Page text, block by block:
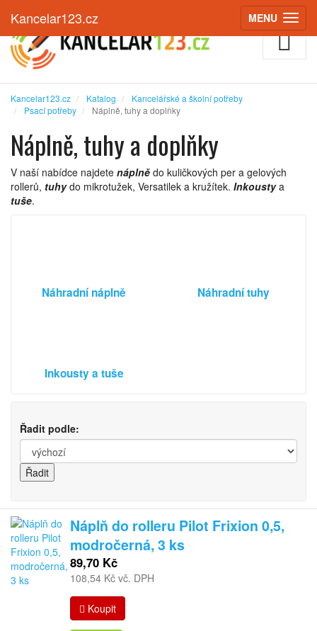
Kancelar123.cz Katalog
Kancelářské a školní potřeby
Psací potřeby
Náplně, tuhy a doplňky
Náplně, tuhy a doplňky
V naší nabídce najdete náplně do kuličkových per a gelových
rollerů, tuhydo mikrotužek, Versatilek a kružítek. Inkoustya
tuše.
Náhradní náplně Náhradní tuhy
Inkousty a tuše
Řadit podle:
Náplň do rolleru Pilot Frixion 0,5,
modročerná, 3 ks
89,70 Kč
108,54 Kč vč. DPH
Koupit
MENU
Kancelar123.cz